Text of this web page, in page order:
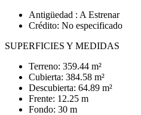
Antigüedad : A Estrenar
Crédito: No especificado
SUPERFICIES Y MEDIDAS
Terreno: 359.44 m²
Cubierta: 384.58 m²
Descubierta: 64.89 m²
Frente: 12.25 m
Fondo: 30 m